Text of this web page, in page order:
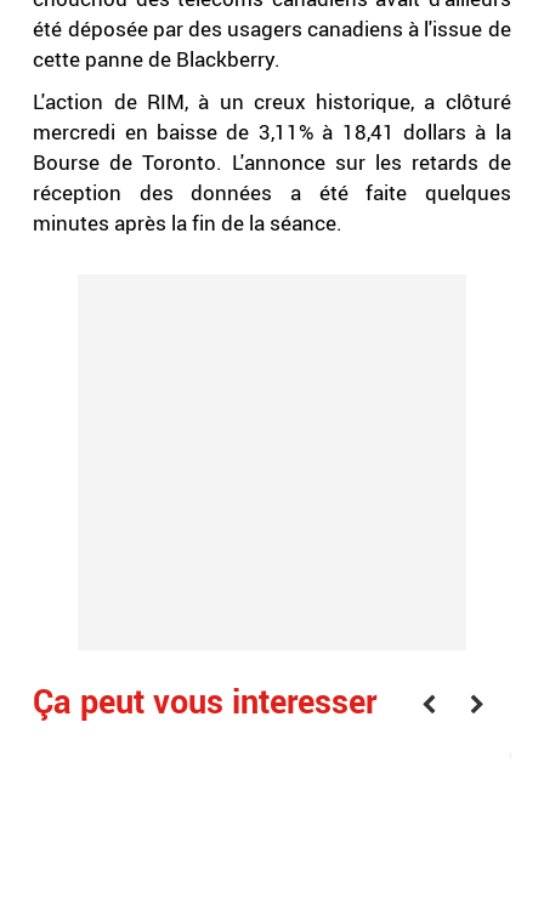
été déposée par des usagers canadiens à l'issue de
cette panne de Blackberry.
L'action de RIM, à un creux historique, a clôturé
mercredi en baisse de 3,11% à 18,41 dollars à la
Bourse de Toronto. L'annonce sur les retards de
réception des données a été faite quelques
minutes après la fin de la séance.
Ça peut vous interesser